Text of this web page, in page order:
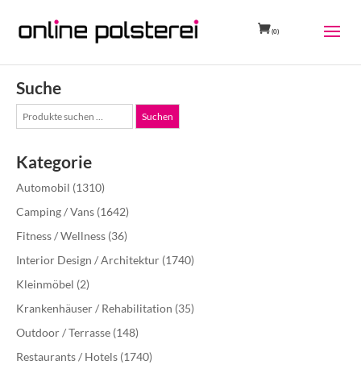
(0)
Suche
Suche
nach:
Suchen
Kategorie
Automobil (1310)
Camping / Vans (1642)
Fitness / Wellness (36)
Interior Design / Architektur (1740)
Kleinmöbel (2)
Krankenhäuser / Rehabilitation (35)
Outdoor / Terrasse (148)
Restaurants / Hotels (1740)